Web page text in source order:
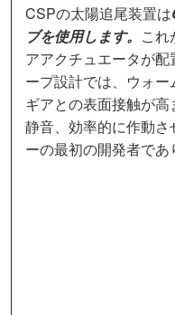
CSPの太陽追尾装置は
ブを使用します。 こ
アアクチュエータが
ープ設計では、ウォ
ギアとの表面接触が
静音、効率的に作動
ーの最初の開発者で